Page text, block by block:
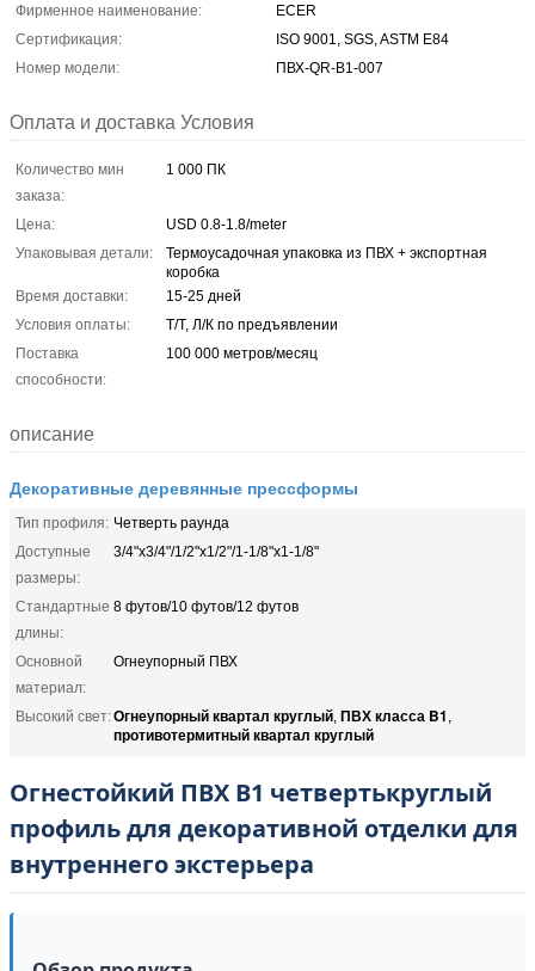
Фирменное наименование:
ECER
Сертификация:
ISO 9001, SGS, ASTM E84
Номер модели:
ПВХ-QR-B1-007
Оплата и доставка Условия
Количество мин
заказа:
1 000 ПК
Цена:
USD 0.8-1.8/meter
Упаковывая детали:
Термоусадочная упаковка из ПВХ + экспортная
коробка
Время доставки:
15-25 дней
Условия оплаты:
Т/Т, Л/К по предъявлении
Поставка
способности:
100 000 метров/месяц
описание
Декоративные деревянные прессформы
Тип профиля: Четверть раунда
Доступные
размеры:
3/4"x3/4"/1/2"x1/2"/1-1/8"x1-1/8"
Стандартные
длины:
8 футов/10 футов/12 футов
Основной
материал:
Огнеупорный ПВХ
Высокий свет:Огнеупорный квартал круглый, ПВХ класса B1 ,
противотермитный квартал круглый
Огнестойкий ПВХ B1 четвертькруглый
профиль для декоративной отделки для
внутреннего экстерьера